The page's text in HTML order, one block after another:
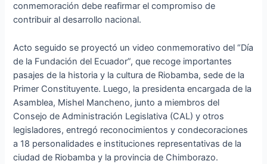
conmemoración debe reafirmar el compromiso de
contribuir al desarrollo nacional.
Acto seguido se proyectó un video conmemorativo del “Día
de la Fundación del Ecuador”, que recoge importantes
pasajes de la historia y la cultura de Riobamba, sede de la
Primer Constituyente. Luego, la presidenta encargada de la
Asamblea, Mishel Mancheno, junto a miembros del
Consejo de Administración Legislativa (CAL) y otros
legisladores, entregó reconocimientos y condecoraciones
a 18 personalidades e instituciones representativas de la
ciudad de Riobamba y la provincia de Chimborazo.